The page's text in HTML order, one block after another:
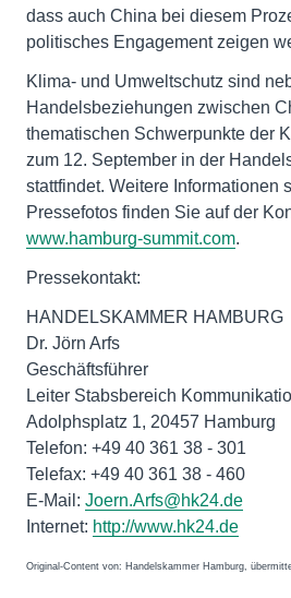
dass auch China bei diesem
politisches Engagement zeigen
Klima- und Umweltschutz sind
Handelsbeziehungen zwischen
thematischen Schwerpunkte der
zum 12. September in der
stattfindet. Weitere Informationen
Pressefotos finden Sie auf der
www.hamburg-summit.com.
Pressekontakt:
HANDELSKAMMER HAMBURG
Dr. Jörn Arfs
Geschäftsführer
Leiter Stabsbereich
Adolphsplatz 1, 20457 Hamburg
Telefon: +49 40 361 38 - 301
Telefax: +49 40 361 38 - 460
E-Mail: Joern.Arfs@hk24.de
Internet: http://www.hk24.de
Original-Content von: Handelskammer Hamburg,